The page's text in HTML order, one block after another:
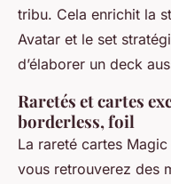
tribu. Cela enrichit la
Avatar et le set
d’élaborer un deck
Raretés et cartes
borderless, foil
La rareté cartes
vous retrouverez des